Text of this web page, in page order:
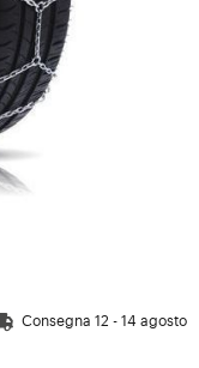
Consegna 12 - 14 agosto